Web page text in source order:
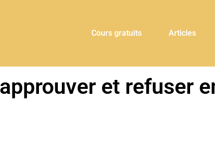
Cours gratuits Articles
et refuser